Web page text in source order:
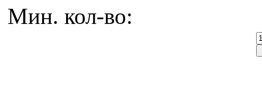
Мин. кол-во: